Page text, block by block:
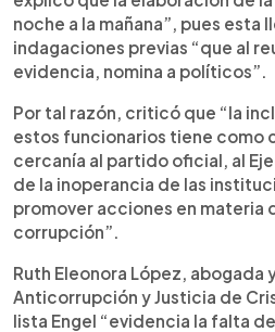
noche a la mañana”, pues esta
indagaciones previas “que al
evidencia, nomina a políticos”.
Por tal razón, criticó que “la
estos funcionarios tiene como
cercanía al partido oficial, al
de la inoperancia de las
promover acciones en materia
corrupción”.
Ruth Eleonora López, abogada
Anticorrupción y Justicia de
lista Engel “evidencia la falta